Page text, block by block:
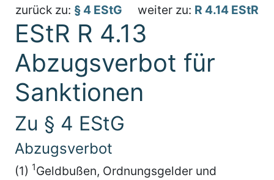
zurück zu: § 4 EStG weiter zu: R 4.14 EStR
EStR R 4.13
Abzugsverbot für
Sanktionen
Zu § 4 EStG
Abzugsverbot
(1) 1Geldbußen, Ordnungsgelder und